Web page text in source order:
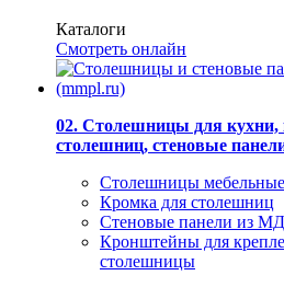
Каталоги
Смотреть онлайн
02. Столешницы для кухни,
столешниц, стеновые
Столешницы мебельные
Кромка для столешниц
Стеновые панели из
Кронштейны для
столешницы